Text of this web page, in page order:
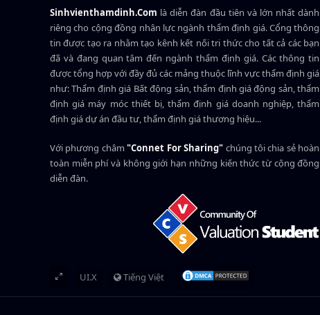
Sinhvienthamdinh.Com là diễn đàn đầu tiên và lớn nhất dành
riêng cho cộng đồng nhân lực ngành thẩm định giá. Cổng thông
tin được tạo ra nhằm tạo kênh kết nối tri thức cho tất cả các bạn
đã và đang quan tâm đến ngành thẩm định giá. Các thông tin
được tổng hợp với đầy đủ các mảng thuộc lĩnh vực thẩm định giá
như: Thẩm định giá Bất động sản, thẩm định giá động sản, thẩm
định giá máy móc thiết bị, thẩm định giá doanh nghiệp, thẩm
định giá dự án đầu tư, thẩm định giá thương hiệu...
Với phương châm"Connet For Sharing" chúng tôi chia sẻ hoàn
toàn miễn phí và không giới hạn những kiến thức từ cộng đồng
diễn đàn.
UI.X Tiếng Việt